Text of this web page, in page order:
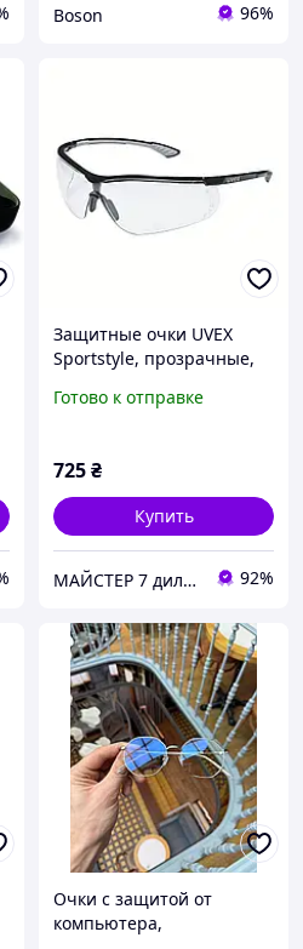
Boson 96%
Защитные очки UVEX
Sportstyle, прозрачные,
царапин с обеих сторон
Готово к отправке
725₴
Купить
МАЙСТЕР 7 дилер UVEХ safety GROUP 92%
Очки с защитой от
компьютера,